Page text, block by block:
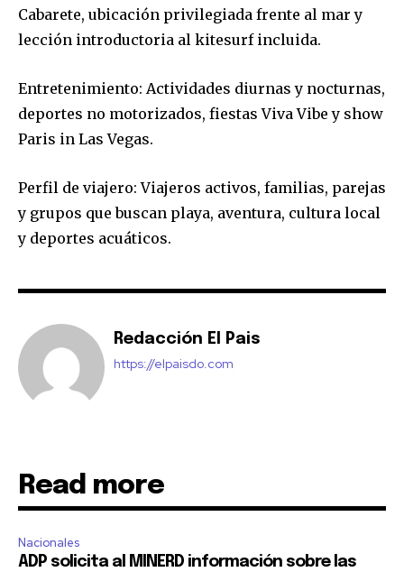
Cabarete, ubicación privilegiada frente al mar y
lección introductoria al kitesurf incluida.
Entretenimiento: Actividades diurnas y nocturnas,
deportes no motorizados, fiestas Viva Vibe y show
Paris in Las Vegas.
Perfil de viajero: Viajeros activos, familias, parejas
y grupos que buscan playa, aventura, cultura local
y deportes acuáticos.
Redacción El Pais
https://elpaisdo.com
Read more
Nacionales
ADP solicita al MINERD información sobre las